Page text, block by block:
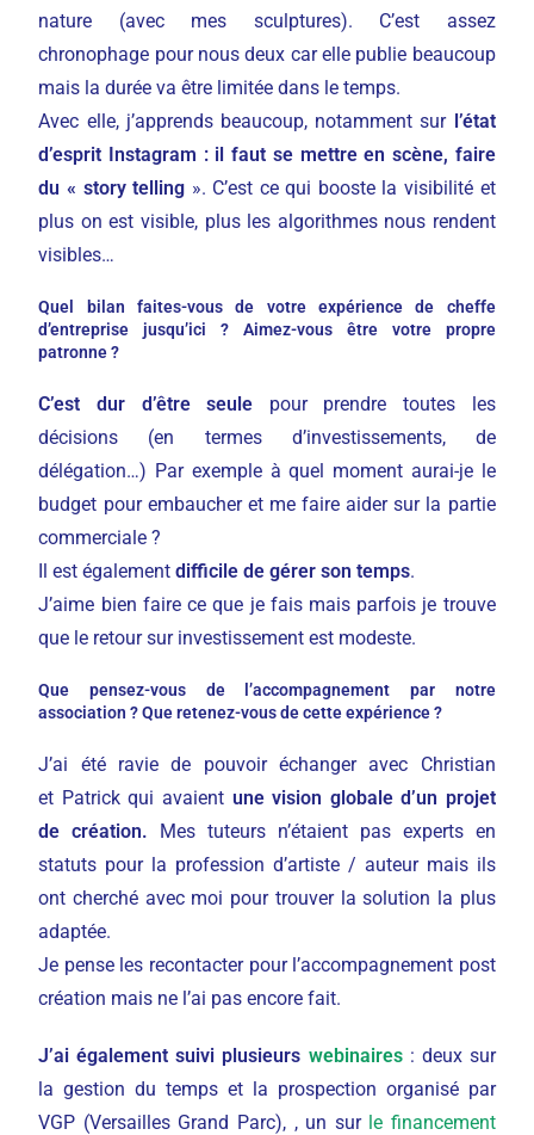
nature (avec mes sculptures). C’est assez
chronophage pour nous deux car elle publie beaucoup
mais la durée va être limitée dans le temps.
Avec elle, j’apprends beaucoup, notamment sur l’état
d’esprit Instagram : il faut se mettre en scène, faire
du « story telling ». C’est ce qui booste la visibilité et
plus on est visible, plus les algorithmes nous rendent
visibles…
Quel bilan faites-vous de votre expérience de cheffe
d’entreprise jusqu’ici ? Aimez-vous être votre propre
patronne ?
C’est dur d’être seule pour prendre toutes les
décisions (en termes d’investissements, de
délégation…) Par exemple à quel moment aurai-je le
budget pour embaucher et me faire aider sur la partie
commerciale ?
Il est égalementdifficile de gérer son temps.
J’aime bien faire ce que je fais mais parfois je trouve
que le retour sur investissement est modeste.
Que pensez-vous de l’accompagnement par notre
association ? Que retenez-vous de cette expérience ?
J’ai été ravie de pouvoir échanger avec Christian
et Patrick qui avaient une vision globale d’un projet
de création. Mes tuteurs n’étaient pas experts en
statuts pour la profession d’artiste / auteur mais ils
ont cherché avec moi pour trouver la solution la plus
adaptée.
Je pense les recontacter pour l’accompagnement post
création mais ne l’ai pas encore fait.
J’ai également suivi plusieurs webinaires: deux sur
la gestion du temps et la prospection organisé par
VGP (Versailles Grand Parc), , un sur le financement